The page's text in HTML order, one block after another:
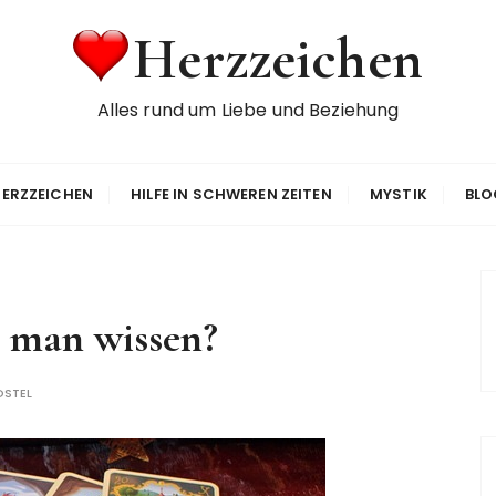
Herzzeichen
Alles rund um Liebe und Beziehung
HILFE IN SCHWEREN ZEITEN MYSTIK
wissen?